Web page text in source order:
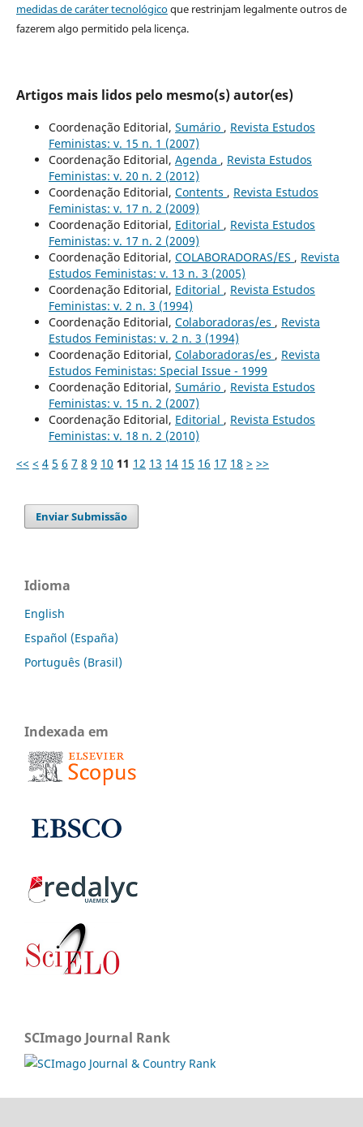
medidas de caráter tecnológicoque restrinjam legalmente outros de
fazerem algo permitido pela licença.
Artigos mais lidos pelo mesmo(s) autor(es)
Coordenação Editorial, Sumário , Revista Estudos
Feministas: v. 15 n. 1 (2007)
Coordenação Editorial, Agenda , Revista Estudos
Feministas: v. 20 n. 2 (2012)
Coordenação Editorial, Contents , Revista Estudos
Feministas: v. 17 n. 2 (2009)
Coordenação Editorial, Editorial , Revista Estudos
Feministas: v. 17 n. 2 (2009)
Coordenação Editorial, COLABORADORAS/ES , Revista
Estudos Feministas: v. 13 n. 3 (2005)
Coordenação Editorial, Editorial , Revista Estudos
Feministas: v. 2 n. 3 (1994)
Coordenação Editorial, Colaboradoras/es , Revista
Estudos Feministas: v. 2 n. 3 (1994)
Coordenação Editorial, Colaboradoras/es , Revista
Estudos Feministas: Special Issue - 1999
Coordenação Editorial, Sumário , Revista Estudos
Feministas: v. 15 n. 2 (2007)
Coordenação Editorial, Editorial , Revista Estudos
Feministas: v. 18 n. 2 (2010)
<< < 4 5 6 7 8 9 10 11 12 13 14 15 16 17 18 > >>
Enviar Submissão
Idioma
English
Español (España)
Português (Brasil)
Indexada em
SCImago Journal Rank